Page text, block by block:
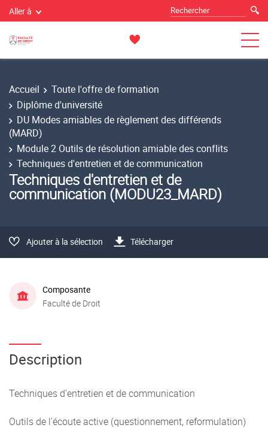
Aller à
Accueil
Toute l'offre de formation
Diplôme d'université
DU Modes amiables de règlement des différends
(MARD)
Module 2 Outils de résolution amiable des conflits
Techniques d'entretien et de communication
Techniques d'entretien et de
communication (MODU23_MARD)
Ajouter à la sélection Télécharger
Composante
Faculté de Droit
Description
Techniques d'entretien et de communication
Outils de l'écoute active (questionnement, reformulation)